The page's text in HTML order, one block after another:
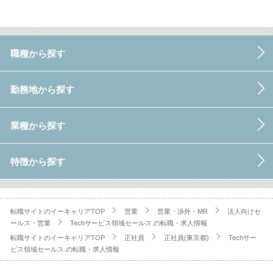
職種から探す
勤務地から探す
業種から探す
特徴から探す
転職サイトのイーキャリアTOP 営業 営業・渉外・MR
法人向けセ
ールス・営業
Techサービス領域セールス.の転職・求人情報
転職サイトのイーキャリアTOP 正社員 正社員(東京都)
Techサー
ビス領域セールス.の転職・求人情報